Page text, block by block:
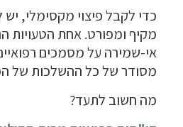
כדי לקבל פיצוי מקסימלי, יש
מקיף ומפורט. אחת הטעויות
אי-שמירה על מסמכים
מסודר של כל ההשלכות של
מה חשוב לתעד?